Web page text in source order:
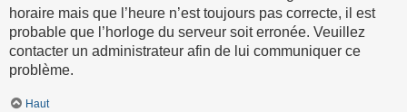
horaire mais que l’heure n’est toujours pas correcte, il est
probable que l’horloge du serveur soit erronée. Veuillez
contacter un administrateur afin de lui communiquer ce
problème.
Haut